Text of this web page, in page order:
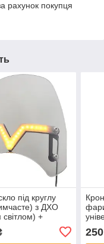
рахунок покупця
під круглу
з ДХО
світлом) +
250